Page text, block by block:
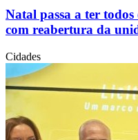
Natal passa a ter
com reabertura da
Cidades